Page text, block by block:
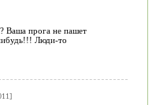
Ваша прога не пашет
Люди-то